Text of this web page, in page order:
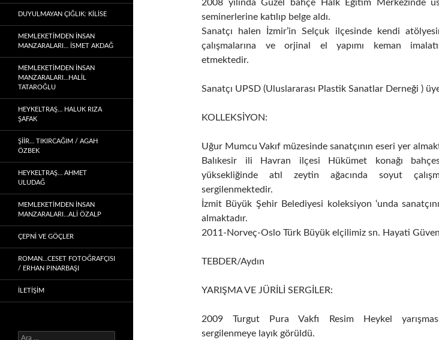
2008 yılında Güzel bahçe Halk Eğitim Merkezinde
seminerlerine katılıp belge aldı.
Sanatçı halen İzmir’in Selçuk ilçesinde kendi
çalışmalarına ve orjinal el yapımı keman
etmektedir.
Sanatçı UPSD (Uluslararası Plastik Sanatlar Derneği )
KOLLEKSİYON:
Uğur Mumcu Vakıf müzesinde sanatçının eseri yer
Balıkesir ili Havran ilçesi Hükümet konağı
yüksekliğinde atıl zeytin ağacında soyut
sergilenmektedir.
İzmit Büyük Şehir Belediyesi koleksiyon ‘unda
almaktadır.
2011-Norveç-Oslo Türk Büyük elçilimiz sn. Hayati
TEBDER/Aydın
YARIŞMA VE JÜRİLİ SERGİLER:
2009 Turgut Pura Vakfı Resim Heykel
sergilenmeye layık görüldü.
DUYULMAYAN ÇIĞLIK: KİLİSE
MEMLEKETIMDEN INSAN
MANZARALARI… İSMET AKDAĞ
MEMLEKETIMDEN INSAN
MANZARALARI…HALİL
TATAROĞLU
HEYKELTRAŞ… HALUK RIZA
ŞAFAK
ŞIIR… TIKIRCAĞIM / AGAH
ÖZBEK
HEYKELTRAŞ… AHMET
ULUDAĞ
MEMLEKETIMDEN INSAN
MANZARALARI…ALİ ÖZALP
ÇEPNI VE GÖÇLER
ROMAN…CESET FOTOĞRAFÇISI
/ ERHAN PINARBAŞI
İLETİŞİM
Arama: